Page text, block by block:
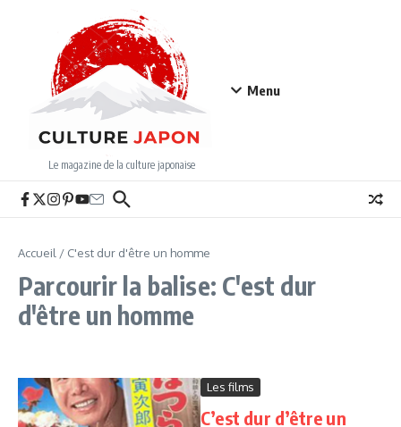
Le magazine de la culture japonaise
Menu
Accueil / C'est dur d'être un homme
Parcourir la balise: C'est dur
d'être un homme
Les films
C’est dur d’être un